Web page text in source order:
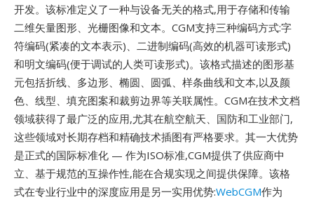
开发。该标准定义了一种与设备无关的格式,用于存储和传输
二维矢量图形、光栅图像和文本。CGM支持三种编码方式:字
符编码(紧凑的文本表示)、二进制编码(高效的机器可读形式)
和明文编码(便于调试的人类可读形式)。该格式描述的图形基
元包括折线、多边形、椭圆、圆弧、样条曲线和文本,以及颜
色、线型、填充图案和裁剪边界等关联属性。CGM在技术文档
领域获得了最广泛的应用,尤其在航空航天、国防和工业部门,
这些领域对长期存档和精确技术插图有严格要求。其一大优势
是正式的国际标准化 — 作为ISO标准,CGM提供了供应商中
立、基于规范的互操作性,能在合规实现之间提供保障。该格
式在专业行业中的深度应用是另一实用优势:WebCGM作为